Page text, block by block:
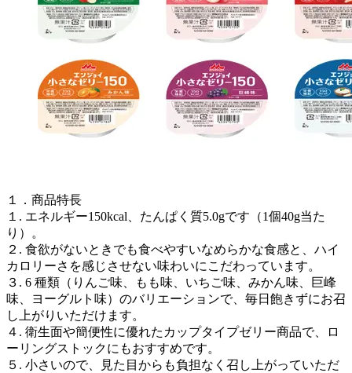
１．商品特長
１. エネルギー150kcal、たんぱく質5.0gです（1個40g当た
り）。
２. 食欲がないときでも食べやすいなめらかな食感と、ハイ
カロリーさを感じさせない味わいにこだわっています。
３. 6 種類（りんご味、もも味、いちご味、みかん味、巨峰
味、ヨーグルト味）のバリエーションで、毎日飽きずにお召
し上がりいただけます。
４. 衛生面や簡便性に優れたカップタイプゼリー商品で、ロ
ーリングストックにもおすすめです。
５. 小さいので、見た目からも負担なく召し上がっていただ